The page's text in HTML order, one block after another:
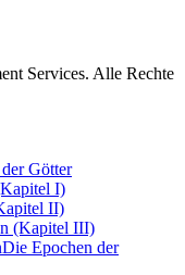
Services. Alle Rechte
Götter
I)
II)
(Kapitel III)
Die Epochen der